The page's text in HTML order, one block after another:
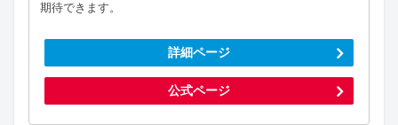
期待できます。
詳細ページ
公式ページ